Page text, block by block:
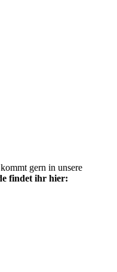
gern in unsere
findet ihr hier: